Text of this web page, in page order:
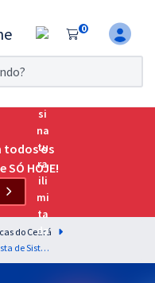
0
da
todos os
HOJE!
do Ceará
DOCAS CE - Companhia Docas do Ceará - Analista de Sistemas/Desenvolvimento (Pós-edital)